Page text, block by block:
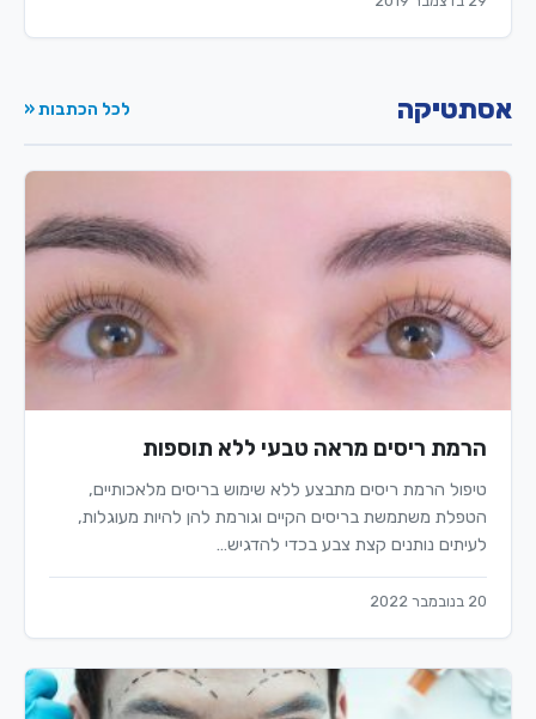
אסתטיקה לכל הכתבות «
הרמת ריסים מראה טבעי ללא תוספות
טיפול הרמת ריסים מתבצע ללא שימוש בריסים מלאכותיים,
הטפלת משתמשת בריסים הקיים וגורמת להן להיות מעוגלות,
לעיתים נותנים קצת צבע בכדי להדגיש…
20 בנובמבר 2022